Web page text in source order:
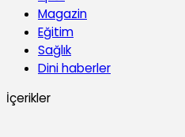
Magazin
Eğitim
Sağlık
Dini haberler
İçerikler